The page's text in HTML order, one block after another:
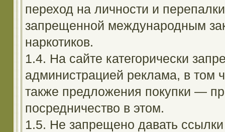
переход на личности и
запрещенной международным
наркотиков.
1.4. На сайте категорически
администрацией реклама, в том
также предложения покупки —
посредничество в этом.
1.5. Не запрещено давать